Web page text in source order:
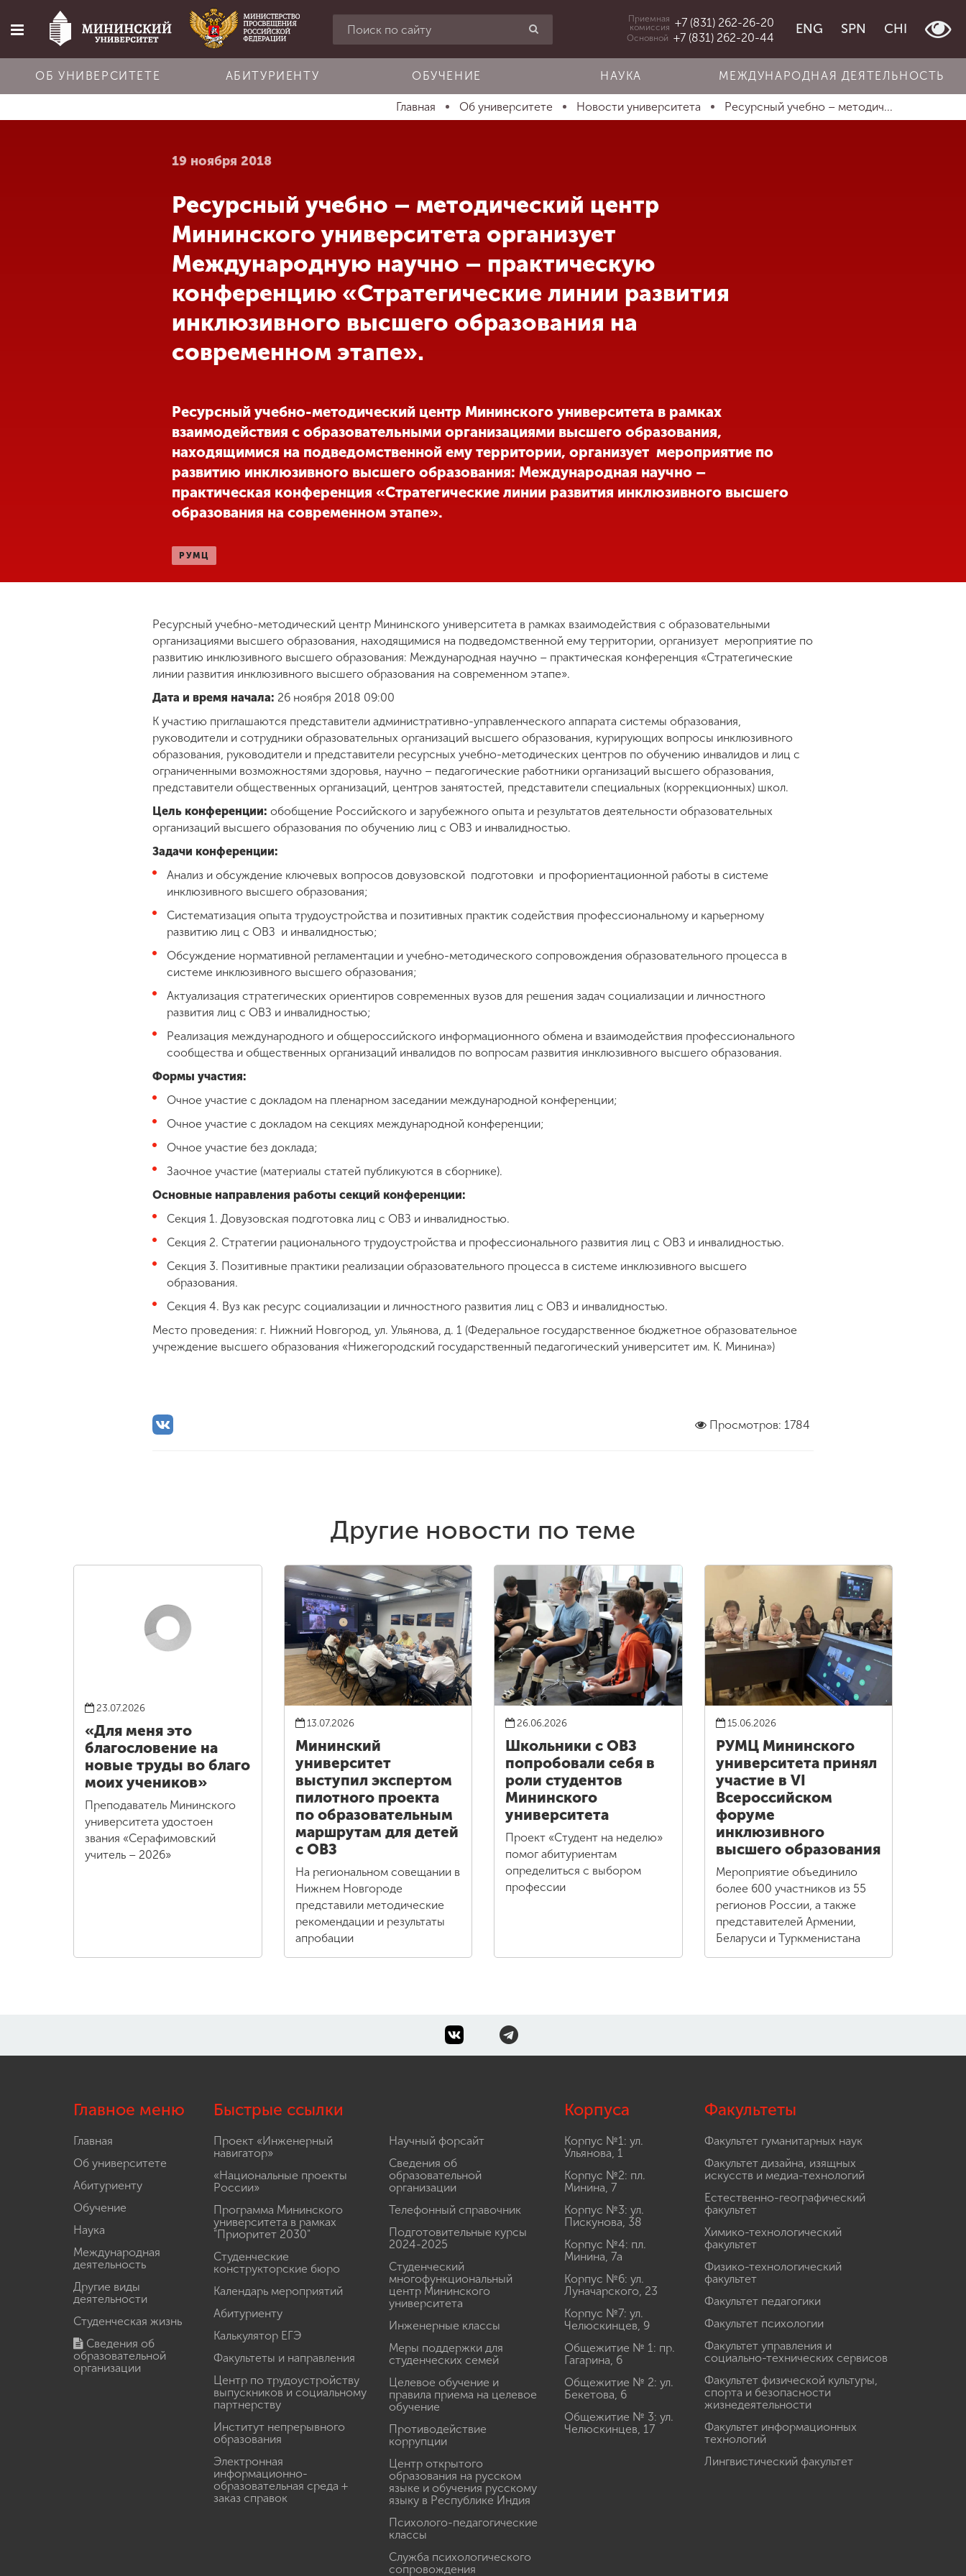
Главная
Приемная
комиссия +7 (831) 262-26-20
Основной +7 (831) 262-20-44
ENG SPN CHI
ОБ УНИВЕРСИТЕТЕ АБИТУРИЕНТУ ОБУЧЕНИЕ НАУКА МЕЖДУНАРОДНАЯ ДЕЯТЕЛЬНОСТЬ
Главная Об университете Новости университета Ресурсный учебно – методич...
19 ноября 2018
Ресурсный учебно – методический центр
Мининского университета организует
Международную научно – практическую
конференцию «Стратегические линии развития
инклюзивного высшего образования на
современном этапе».
Ресурсный учебно-методический центр Мининского университета в рамках
взаимодействия с образовательными организациями высшего образования,
находящимися на подведомственной ему территории, организует мероприятие по
развитию инклюзивного высшего образования: Международная научно –
практическая конференция «Стратегические линии развития инклюзивного высшего
образования на современном этапе».
РУМЦ
Ресурсный учебно-методический центр Мининского университета в рамках взаимодействия с образовательными
организациями высшего образования, находящимися на подведомственной ему территории, организует мероприятие по
развитию инклюзивного высшего образования: Международная научно – практическая конференция «Стратегические
линии развития инклюзивного высшего образования на современном этапе».
Дата и время начала: 26 ноября 2018 09:00
К участию приглашаются представители административно-управленческого аппарата системы образования,
руководители и сотрудники образовательных организаций высшего образования, курирующих вопросы инклюзивного
образования, руководители и представители ресурсных учебно-методических центров по обучению инвалидов и лиц с
ограниченными возможностями здоровья, научно – педагогические работники организаций высшего образования,
представители общественных организаций, центров занятостей, представители специальных (коррекционных) школ.
Цель конференции: обобщение Российского и зарубежного опыта и результатов деятельности образовательных
организаций высшего образования по обучению лиц с ОВЗ и инвалидностью.
Задачи конференции:
Анализ и обсуждение ключевых вопросов довузовской подготовки и профориентационной работы в системе
инклюзивного высшего образования;
Систематизация опыта трудоустройства и позитивных практик содействия профессиональному и карьерному
развитию лиц с ОВЗ и инвалидностью;
Обсуждение нормативной регламентации и учебно-методического сопровождения образовательного процесса в
системе инклюзивного высшего образования;
Актуализация стратегических ориентиров современных вузов для решения задач социализации и личностного
развития лиц с ОВЗ и инвалидностью;
Реализация международного и общероссийского информационного обмена и взаимодействия профессионального
сообщества и общественных организаций инвалидов по вопросам развития инклюзивного высшего образования.
Формы участия:
Очное участие с докладом на пленарном заседании международной конференции;
Очное участие с докладом на секциях международной конференции;
Очное участие без доклада;
Заочное участие (материалы статей публикуются в сборнике).
Основные направления работы секций конференции:
Секция 1. Довузовская подготовка лиц с ОВЗ и инвалидностью.
Секция 2. Стратегии рационального трудоустройства и профессионального развития лиц с ОВЗ и инвалидностью.
Секция 3. Позитивные практики реализации образовательного процесса в системе инклюзивного высшего
образования.
Секция 4. Вуз как ресурс социализации и личностного развития лиц с ОВЗ и инвалидностью.
Место проведения: г. Нижний Новгород, ул. Ульянова, д. 1 (Федеральное государственное бюджетное образовательное
учреждение высшего образования «Нижегородский государственный педагогический университет им. К. Минина»)
Просмотров: 1784
Другие новости по теме
23.07.2026
«Для меня это
благословение на
новые труды во благо
моих учеников»
Преподаватель Мининского
университета удостоен
звания «Серафимовский
учитель – 2026»
13.07.2026
Мининский
университет
выступил экспертом
пилотного проекта
по образовательным
маршрутам для детей
с ОВЗ
На региональном совещании в
Нижнем Новгороде
представили методические
рекомендации и результаты
апробации
26.06.2026
Школьники с ОВЗ
попробовали себя в
роли студентов
Мининского
университета
Проект «Студент на неделю»
помог абитуриентам
определиться с выбором
профессии
15.06.2026
РУМЦ Мининского
университета принял
участие в VI
Всероссийском
форуме
инклюзивного
высшего образования
Мероприятие объединило
более 600 участников из 55
регионов России, а также
представителей Армении,
Беларуси и Туркменистана
Главное меню
Главная
Об университете
Абитуриенту
Обучение
Наука
Международная
деятельность
Другие виды
деятельности
Студенческая жизнь
Сведения об
образовательной
организации
Быстрые ссылки
Проект «Инженерный
навигатор»
«Национальные проекты
России»
Программа Мининского
университета в рамках
"Приоритет 2030"
Студенческие
конструкторские бюро
Календарь мероприятий
Абитуриенту
Калькулятор ЕГЭ
Факультеты и направления
Центр по трудоустройству
выпускников и социальному
партнерству
Институт непрерывного
образования
Электронная
информационно-
образовательная среда +
заказ справок
Научный форсайт
Сведения об
образовательной
организации
Телефонный справочник
Подготовительные курсы
2024-2025
Студенческий
многофункциональный
центр Мининского
университета
Инженерные классы
Меры поддержки для
студенческих семей
Целевое обучение и
правила приема на целевое
обучение
Противодействие
коррупции
Центр открытого
образования на русском
языке и обучения русскому
языку в Республике Индия
Психолого-педагогические
классы
Служба психологического
сопровождения
Корпуса
Корпус №1: ул.
Ульянова, 1
Корпус №2: пл.
Минина, 7
Корпус №3: ул.
Пискунова, 38
Корпус №4: пл.
Минина, 7а
Корпус №6: ул.
Луначарского, 23
Корпус №7: ул.
Челюскинцев, 9
Общежитие № 1: пр.
Гагарина, 6
Общежитие № 2: ул.
Бекетова, 6
Общежитие № 3: ул.
Челюскинцев, 17
Факультеты
Факультет гуманитарных наук
Факультет дизайна, изящных
искусств и медиа-технологий
Естественно-географический
факультет
Химико-технологический
факультет
Физико-технологический
факультет
Факультет педагогики
Факультет психологии
Факультет управления и
социально-технических сервисов
Факультет физической культуры,
спорта и безопасности
жизнедеятельности
Факультет информационных
технологий
Лингвистический факультет